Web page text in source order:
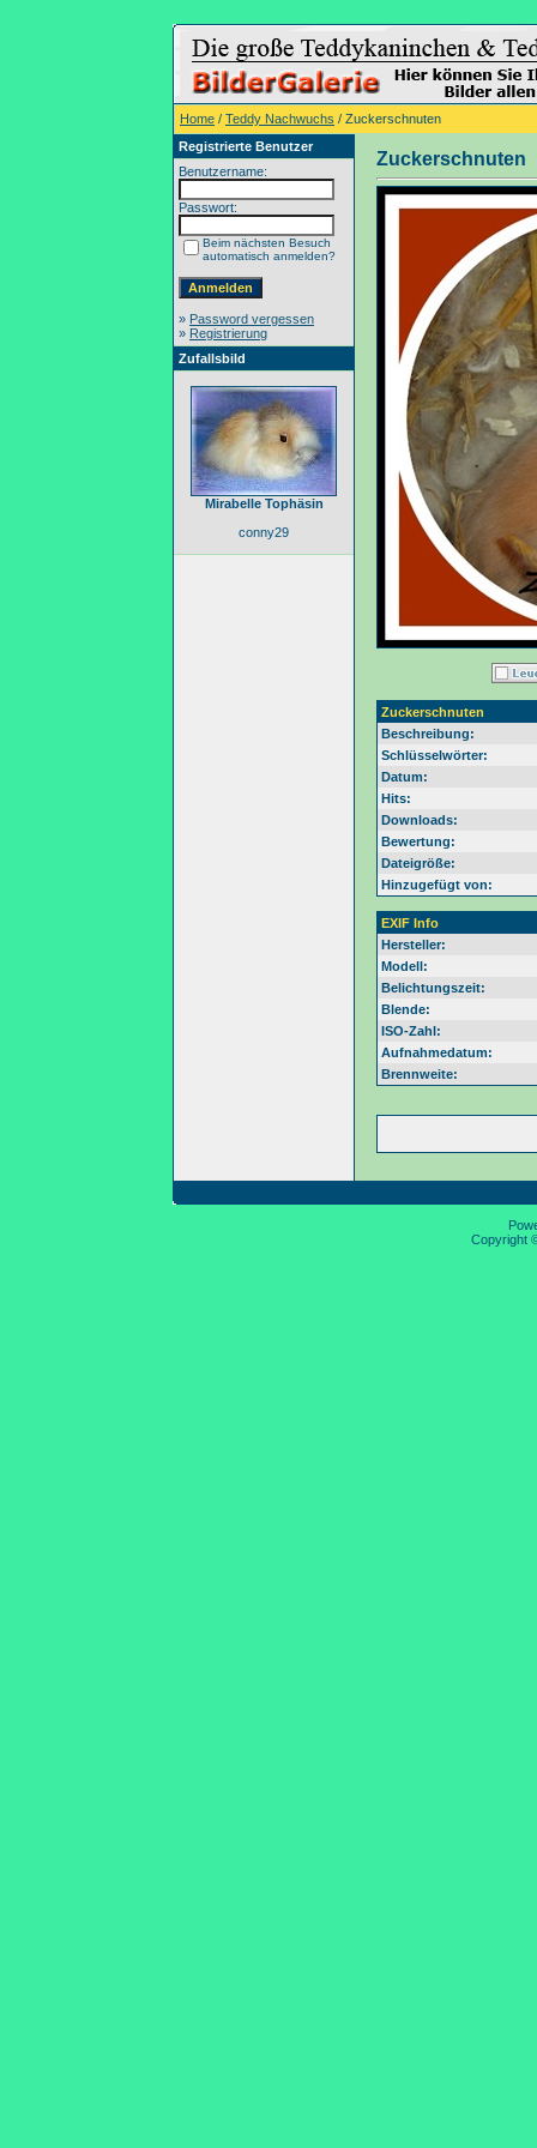
Home / Teddy Nachwuchs / Zuckerschnuten
Registrierte Benutzer
Benutzername:
Passwort:
Beim nächsten Besuch
automatisch anmelden?
» Password vergessen
» Registrierung
Zufallsbild
Mirabelle Tophäsin
conny29
Zuckerschnuten
Zuckerschnuten
Beschreibung:
Schlüsselwörter:
Datum:
Hits:
Downloads:
Bewertung:
Dateigröße:
Hinzugefügt von:
EXIF Info
Hersteller:
Modell:
Belichtungszeit:
Blende:
ISO-Zahl:
Aufnahmedatum:
Brennweite:
Copyright